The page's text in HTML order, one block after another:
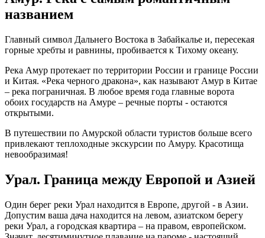
названием
Главный символ Дальнего Востока в Забайкалье и, пересекая
горные хребты и равнины, пробивается к Тихому океану.
Река Амур протекает по территории России и границе России
и Китая. «Река черного дракона», как называют Амур в Китае
– река пограничная. В любое время года главные ворота
обоих государств на Амуре – речные порты - остаются
открытыми.
В путешествии по Амурской области туристов больше всего
привлекают теплоходные экскурсии по Амуру. Красотища
невообразимая!
Урал. Граница между Европой и Азией
Один берег реки Урал находится в Европе, другой - в Азии.
Допустим ваша дача находится на левом, азиатском берегу
реки Урал, а городская квартира – на правом, европейском.